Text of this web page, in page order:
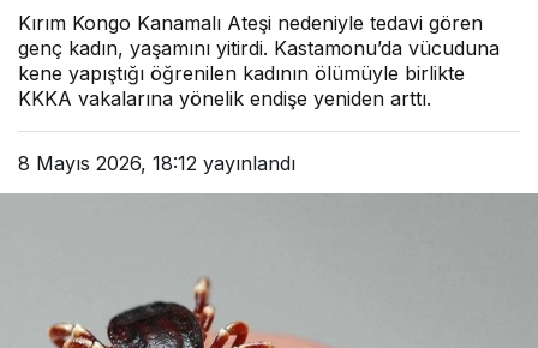
Kırım Kongo Kanamalı Ateşi nedeniyle tedavi gören
genç kadın, yaşamını yitirdi. Kastamonu’da vücuduna
kene yapıştığı öğrenilen kadının ölümüyle birlikte
KKKA vakalarına yönelik endişe yeniden arttı.
8 Mayıs 2026, 18:12 yayınlandı